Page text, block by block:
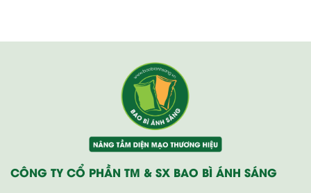
CÔNG TY CỔ PHẦN TM & SX BAO BÌ ÁNH SÁNG